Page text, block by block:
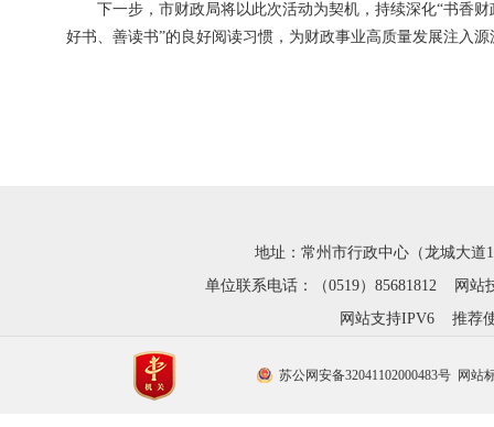
下一步，市财政局将以此次活动为契机，持续深化“书香
好书、善读书”的良好阅读习惯，为财政事业高质量发展注入
地址：常州市行政中心（龙城大
单位联系电话：（0519）85681812 网站
网站支持IPV6 推荐
苏公网安备32041102000483号 网站